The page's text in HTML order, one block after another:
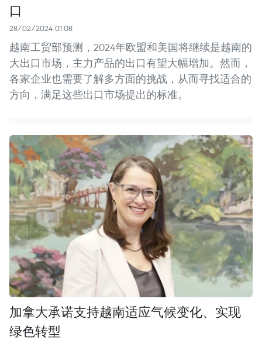
口
28/02/2024 01:08
越南工贸部预测，2024年欧盟和美国将继续是越南的
大出口市场，主力产品的出口有望大幅增加。然而，
各家企业也需要了解多方面的挑战，从而寻找适合的
方向，满足这些出口市场提出的标准。
加拿大承诺支持越南适应气候变化、实现
绿色转型